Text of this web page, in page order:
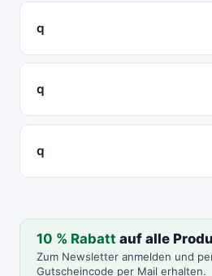
q
q
q
10 % Rabatt auf alle
Zum Newsletter anmelden und
Gutscheincode per Mail erhalten.